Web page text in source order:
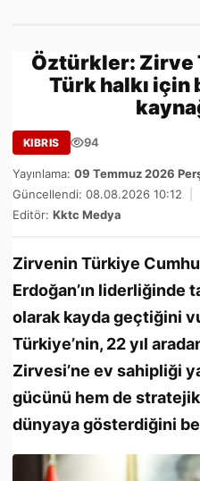
Öztürkler: Zirve
Türk halkı
KIBRIS 94
Yayınlama: 09 Temmuz 2026
Güncellendi: 08.08.2026 10:12
Editör: Kktc Medya
Zirvenin Türkiye
Erdoğan’ın liderliğinde
olarak kayda geçtiğini
Türkiye’nin, 22 yıl
Zirvesi’ne ev sahipliği
gücünü hem de
dünyaya gösterdiğini